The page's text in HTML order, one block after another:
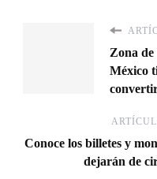
Zona de
México
Conoce los billetes y
dejarán de